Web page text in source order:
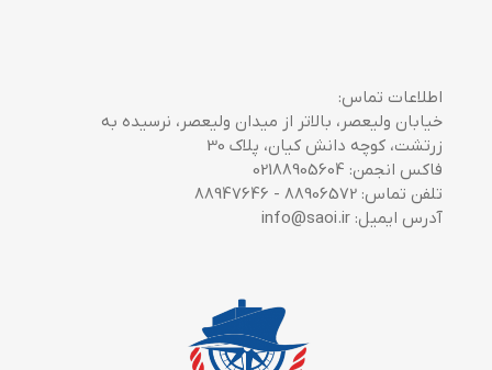
اطلاعات تماس:
خیابان ولیعصر، بالاتر از میدان ولیعصر، نرسیده به
زرتشت، کوچه دانش کیان، پلاک 30
فاکس انجمن: 02188905604
تلفن تماس: 88906572 - 88947646
آدرس ایمیل: info@saoi.ir